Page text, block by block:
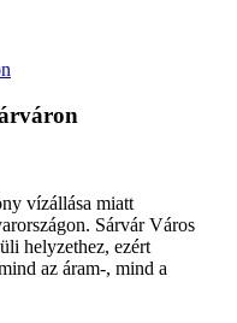
vízállása miatt
Sárvár Város
helyzethez, ezért
az áram-, mind a